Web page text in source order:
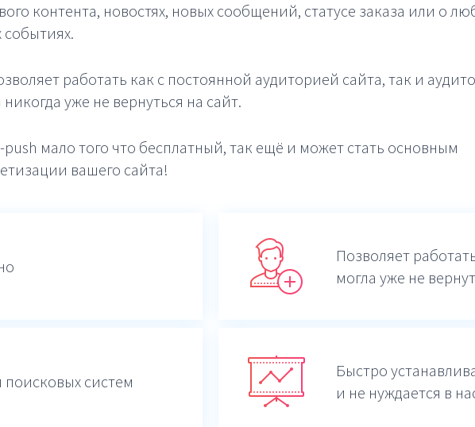
контента, новостях, новых сообщений, статусе заказа или о
событиях.
работать как с постоянной аудиторией сайта, так и
уже не вернуться на сайт.
мало того что бесплатный, так ещё и может стать основным
вашего сайта!
Позволяет
могла уже не
систем
Быстро
и не нуждается в